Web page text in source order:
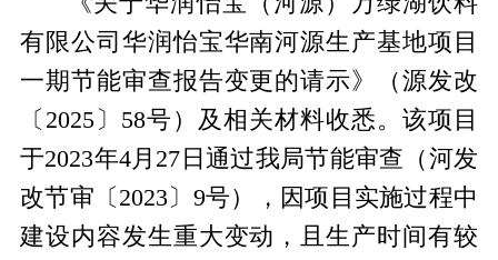
有限公司华润怡宝华南河源生产基地项目
一期节能审查报告变更的请示》（源发改
〔 2025〕58号）及相关材料收悉。该项目
于2023年4月27日通过我局节能审查（河发
改节审〔2023〕9号），因项目实施过程中
建设内容发生重大变动，且生产时间有较